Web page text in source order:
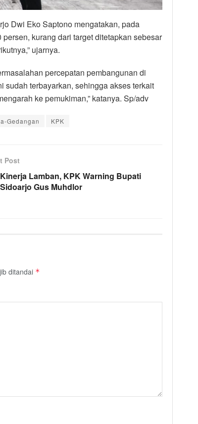
Dwi Eko Saptono mengatakan, pada
kurang dari target ditetapkan sebesar
ujarnya.
percepatan pembangunan di
sudah terbayarkan, sehingga akses terkait
ke pemukiman,” katanya. Sp/adv
Gedangan KPK
Post
Kinerja Lamban, KPK Warning Bupati
Sidoarjo Gus Muhdlor
ditandai *